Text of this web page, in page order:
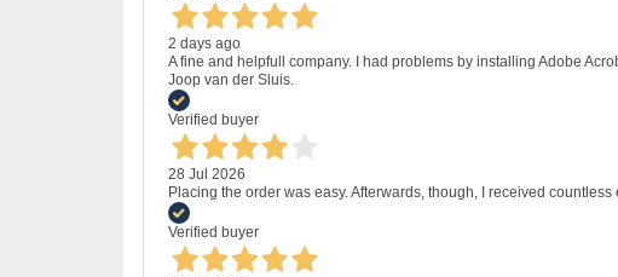
2 days ago
A fine and helpfull company. I had problems by installing Adobe
Joop van der Sluis.
Verified buyer
28 Jul 2026
Placing the order was easy. Afterwards, though, I received
Verified buyer